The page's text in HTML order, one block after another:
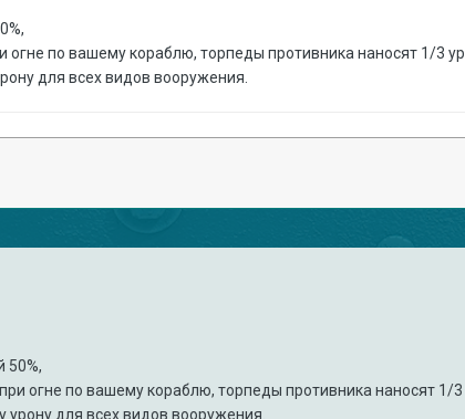
по вашему кораблю, торпеды противника наносят 1/3
для всех видов вооружения.
50%,
огне по вашему кораблю, торпеды противника наносят 1/3
урону для всех видов вооружения.